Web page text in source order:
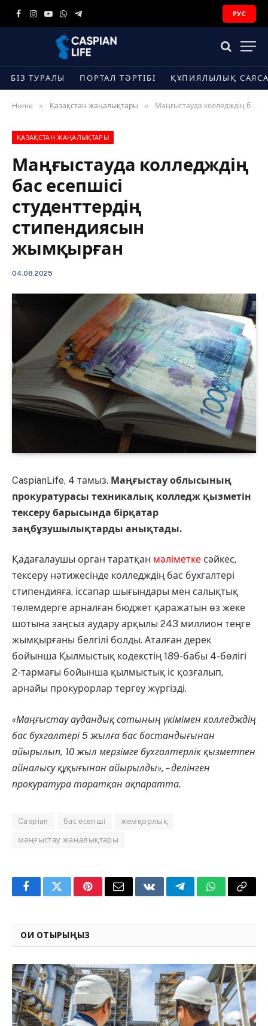
Facebook
Instagram
YouTube
WhatsApp
Telegram
РУС
БІЗ ТУРАЛЫ ПОРТАЛ ТӘРТІБІ ҚҰПИЯЛЫЛЫҚ
Home » Қазақстан жаңалықтары » Маңғыстауда колледждің бас есепшісі студенттердің стипендиясын жымқырған
ҚАЗАҚСТАН ЖАҢАЛЫҚТАРЫ
Маңғыстауда колледждің
бас есепшісі
студенттердің
стипендиясын
жымқырған
04.08.2025
CaspianLife, 4 тамыз. Маңғыстау облысының
прокуратурасы техникалық колледж қызметін
тексеру барысында бірқатар
заңбұзушылықтарды анықтады.
Қадағалаушы орган таратқан мәліметке сәйкес,
тексеру нәтижесінде колледждің бас бухгалтері
стипендияға, іссапар шығындары мен салықтық
төлемдерге арналған бюджет қаражатын өз жеке
шотына заңсыз аудару арқылы 243 миллион теңге
жымқырғаны белгілі болды. Аталған дерек
бойынша Қылмыстық кодекстің 189-бабы 4-бөлігі
2-тармағы бойынша қылмыстық іс қозғалып,
арнайы прокурорлар тергеу жүргізді.
«Маңғыстау аудандық сотының үкімімен колледждің
бас бухгалтері 5 жылға бас бостандығынан
айырылып, 10 жыл мерзімге бухгалтерлік қызметпен
айналысу құқығынан айырылды», – делінген
прокуратура таратқан ақпаратта.
Caspian бас есепші жемқорлық
маңғыстау жаңалықтары
FacebookTwitterPinterestEmail VKontakteTelegramWhatsApp
Copy
ОҚИ ОТЫРЫҢЫЗ